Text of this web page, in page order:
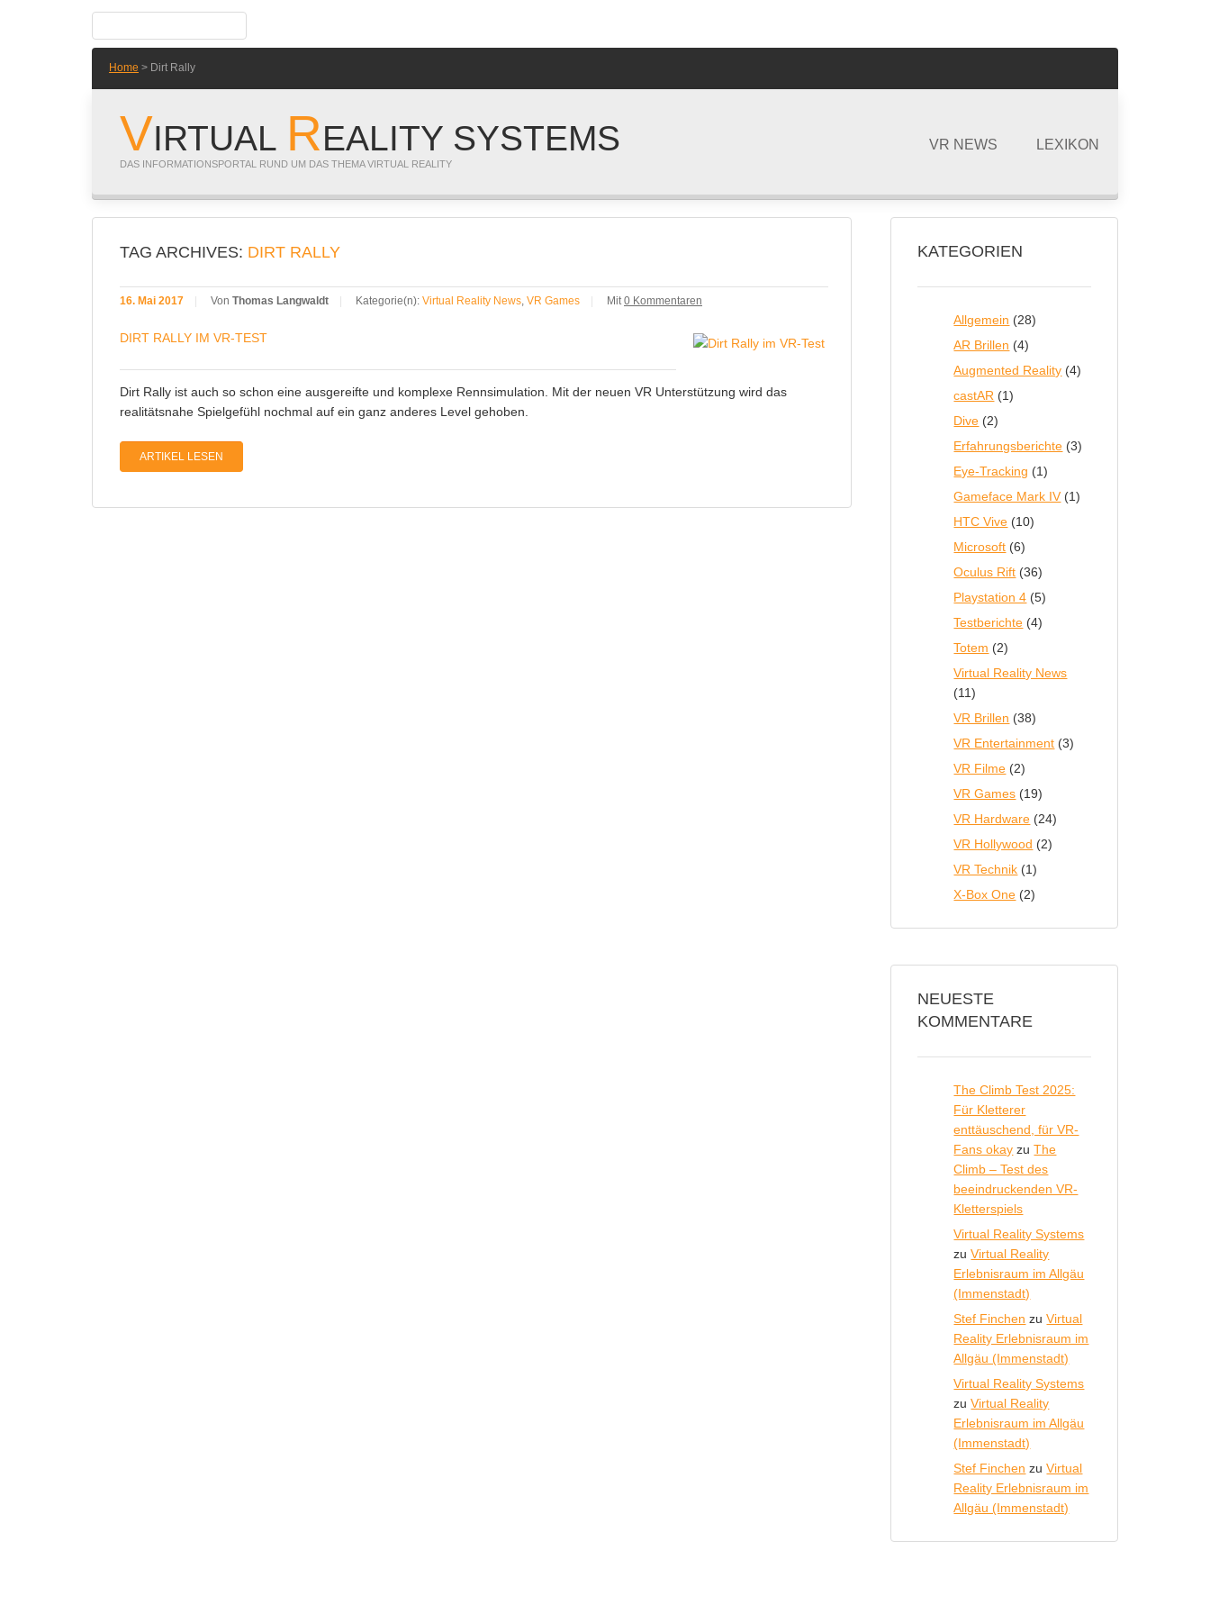
Home > Dirt Rally
VIRTUAL REALITY SYSTEMS
DAS INFORMATIONSPORTAL RUND UM DAS THEMA VIRTUAL REALITY
VR NEWS LEXIKON
TAG ARCHIVES: DIRT RALLY
16. Mai 2017 Von Thomas Langwaldt Kategorie(n): Virtual Reality News, VR Games Mit0 Kommentaren
DIRT RALLY IM VR-TEST
Dirt Rally ist auch so schon eine ausgereifte und komplexe Rennsimulation. Mit der neuen VR Unterstützung wird das
realitätsnahe Spielgefühl nochmal auf ein ganz anderes Level gehoben.
ARTIKEL LESEN
KATEGORIEN
Allgemein (28)
AR Brillen (4)
Augmented Reality (4)
castAR (1)
Dive (2)
Erfahrungsberichte (3)
Eye-Tracking (1)
Gameface Mark IV (1)
HTC Vive (10)
Microsoft (6)
Oculus Rift (36)
Playstation 4 (5)
Testberichte (4)
Totem (2)
Virtual Reality News
(11)
VR Brillen (38)
VR Entertainment (3)
VR Filme (2)
VR Games (19)
VR Hardware (24)
VR Hollywood (2)
VR Technik (1)
X-Box One (2)
NEUESTE
KOMMENTARE
The Climb Test 2025:
Für Kletterer
enttäuschend, für VR-
Fans okay zuThe
Climb – Test des
beeindruckenden VR-
Kletterspiels
Virtual Reality Systems
zuVirtual Reality
Erlebnisraum im Allgäu
(Immenstadt)
Stef Finchen zuVirtual
Reality Erlebnisraum im
Allgäu (Immenstadt)
Virtual Reality Systems
zuVirtual Reality
Erlebnisraum im Allgäu
(Immenstadt)
Stef Finchen zuVirtual
Reality Erlebnisraum im
Allgäu (Immenstadt)